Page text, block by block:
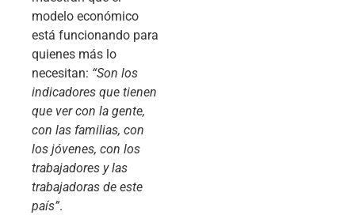
modelo económico
está funcionando para
quienes más lo
necesitan: “Son los
indicadores que tienen
que ver con la gente,
con las familias, con
los jóvenes, con los
trabajadores y las
trabajadoras de este
país”.